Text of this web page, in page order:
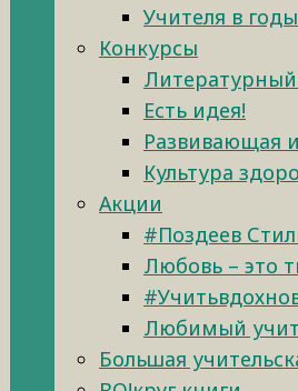
Учителя в
Конкурсы
Есть идея!
Развивающая
Культура
Акции
#Поздеев
Любовь – это
Любимый
Большая